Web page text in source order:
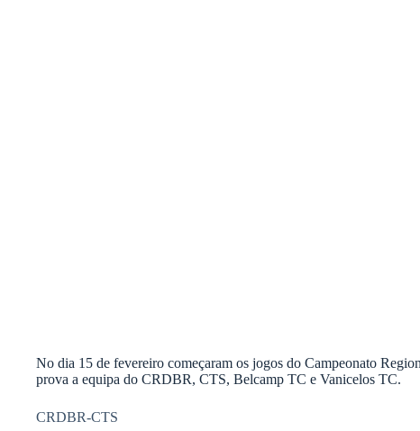
No dia 15 de fevereiro começaram os jogos do Campeonato
prova a equipa do CRDBR, CTS, Belcamp TC e Vanicelos TC.
CRDBR-CTS